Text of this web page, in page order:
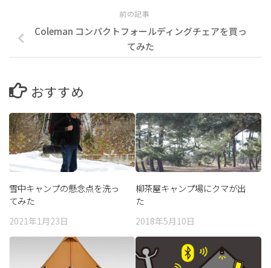
前の記事
Coleman コンパクトフォールディングチェアを買っ
てみた
おすすめ
雪中キャンプの懸念点を洗っ
てみた
2021年1月23日
柳茶屋キャンプ場にクマが出
た
2018年5月10日